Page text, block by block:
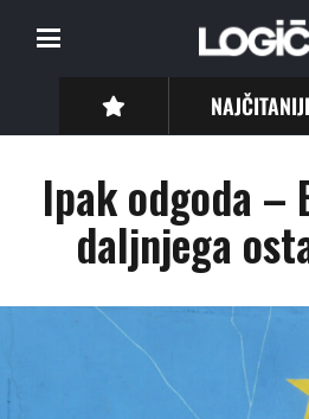
Ipak odgoda –
daljnjega